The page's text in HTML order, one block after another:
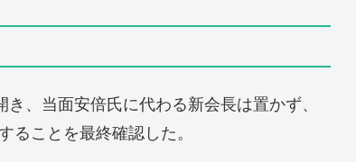
、当面安倍氏に代わる新会長は置かず、
ることを最終確認した。